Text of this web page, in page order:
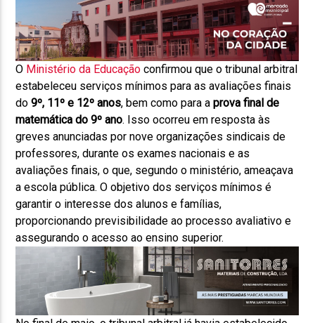
O Ministério da Educação confirmou que o tribunal arbitral
estabeleceu serviços mínimos para as avaliações finais
do9º, 11º e 12º anos, bem como para a prova final de
matemática do 9º ano. Isso ocorreu em resposta às
greves anunciadas por nove organizações sindicais de
professores, durante os exames nacionais e as
avaliações finais, o que, segundo o ministério, ameaçava
a escola pública. O objetivo dos serviços mínimos é
garantir o interesse dos alunos e famílias,
proporcionando previsibilidade ao processo avaliativo e
assegurando o acesso ao ensino superior.